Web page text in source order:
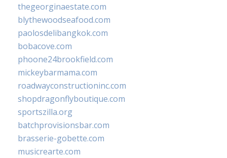
thegeorginaestate.com
blythewoodseafood.com
paolosdelibangkok.com
bobacove.com
phoone24brookfield.com
mickeybarmama.com
roadwayconstructioninc.com
shopdragonflyboutique.com
sportszilla.org
batchprovisionsbar.com
brasserie-gobette.com
musicrearte.com